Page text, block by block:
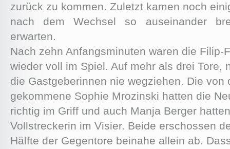
zurück zu kommen. Zuletzt kamen noch
nach dem Wechsel so auseinander
erwarten.
Nach zehn Anfangsminuten waren die Filip-
wieder voll im Spiel. Auf mehr als drei Tore,
die Gastgeberinnen nie wegziehen. Die von
gekommene Sophie Mrozinski hatten die
richtig im Griff und auch Manja Berger
Vollstreckerin im Visier. Beide erschossen
Hälfte der Gegentore beinahe allein ab.